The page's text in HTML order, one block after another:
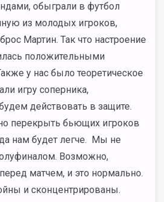
обыграли в футбол
из молодых игроков,
Мартин. Так что настроение
положительными
у нас было теоретическое
игру соперника,
действовать в защите.
перекрыть бьющих игроков
нам будет легче. Мы не
Возможно,
матчем, и это нормально.
и сконцентрированы.